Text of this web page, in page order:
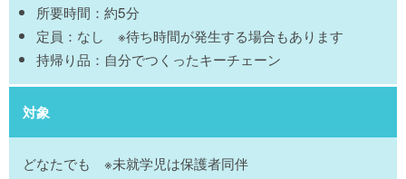
所要時間：約5分
定員：なし ※待ち時間が発生する場合もあります
持帰り品：自分でつくったキーチェーン
対象
どなたでも ※未就学児は保護者同伴